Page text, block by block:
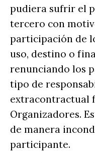
pudiera sufrir el
tercero con
participación de
uso, destino o
renunciando los
tipo de
extracontractual
Organizadores.
de manera
participante.